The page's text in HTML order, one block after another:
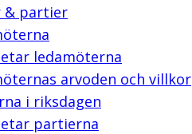
& partier
ledamöterna
arvoden och villkor
i riksdagen
partierna